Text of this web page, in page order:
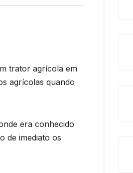
trator agrícola em
agrícolas quando
era conhecido
de imediato os